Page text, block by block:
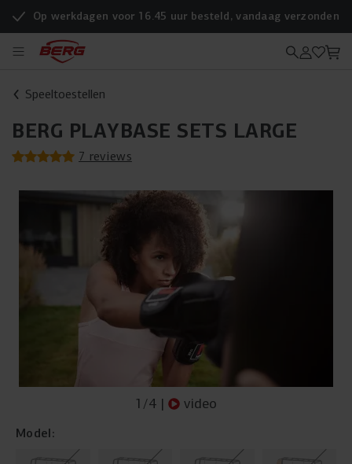
Op werkdagen voor 16.45 uur besteld, vandaag verzonden
Speeltoestellen
BERG PLAYBASE SETS LARGE
7 reviews
1 /4 | video
Model: